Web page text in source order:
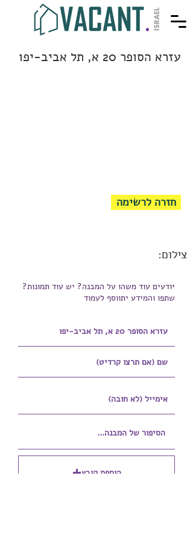
עזרא הסופר 20 א, תל אביב-יפו
חזרה לרשימה
צילום:
יודעים עוד משהו על המבנה? יש עוד תמונות?
שתפו והמידע יתווסף לעמוד
הוספת קובץ